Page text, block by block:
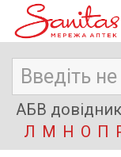
АБВ
Л М Н О П